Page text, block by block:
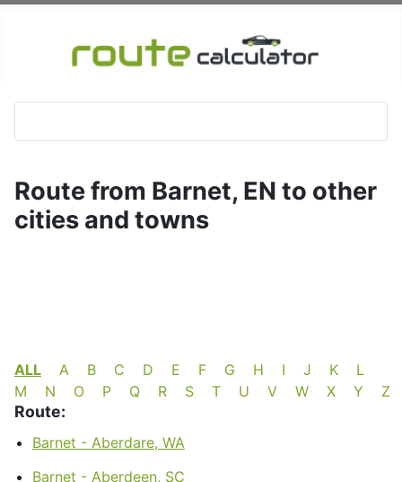
Route from Barnet, EN to other
cities and towns
ALL A B C D E F G H I J K
L
M
N O P Q R S T U V W X Y Z
Route:
Barnet - Aberdare, WA
Barnet - Aberdeen, SC